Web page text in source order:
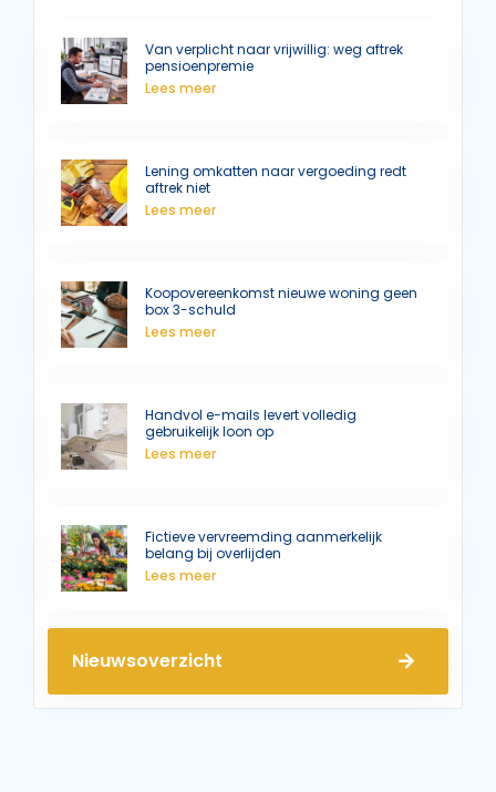
Van verplicht naar vrijwillig: weg aftrek
pensioenpremie
Lees meer
Lening omkatten naar vergoeding redt
aftrek niet
Lees meer
Koopovereenkomst nieuwe woning geen
box 3-schuld
Lees meer
Handvol e-mails levert volledig
gebruikelijk loon op
Lees meer
Fictieve vervreemding aanmerkelijk
belang bij overlijden
Lees meer
Nieuwsoverzicht